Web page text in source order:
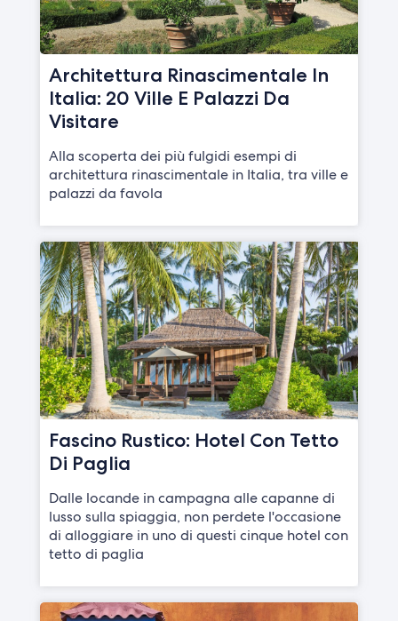
Architettura Rinascimentale In
Italia: 20 Ville E Palazzi Da
Visitare
Alla scoperta dei più fulgidi esempi di
architettura rinascimentale in Italia, tra ville e
palazzi da favola
Fascino Rustico: Hotel Con Tetto
Di Paglia
Dalle locande in campagna alle capanne di
lusso sulla spiaggia, non perdete l'occasione
di alloggiare in uno di questi cinque hotel con
tetto di paglia